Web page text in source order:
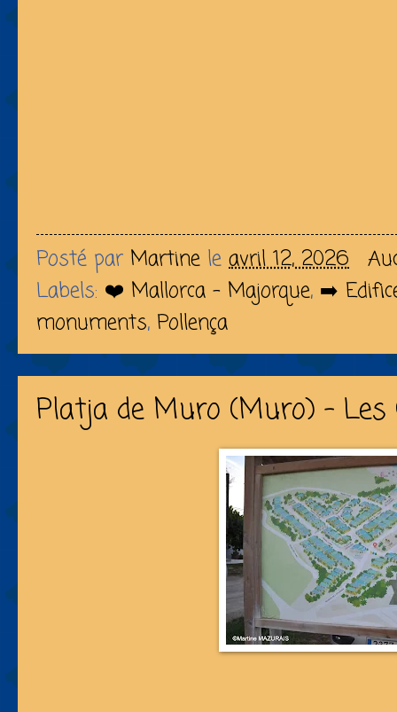
Posté par Martine le avril 12, 2026
Labels: ❤️ Mallorca - Majorque, ➡️
monuments, Pollença
Platja de Muro (Muro) - Les